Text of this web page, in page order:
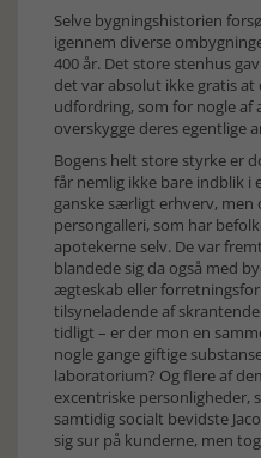
Selve bygningshistorien
igennem diverse
400 år. Det store stenhus
det var absolut ikke gratis at
udfordring, som for nogle
overskygge deres egentlige
Bogens helt store styrke er
får nemlig ikke bare indblik i
ganske særligt erhverv, men
persongalleri, som har
apotekerne selv. De var
blandede sig da også med
ægteskab eller
tilsyneladende af
tidligt – er der mon en
nogle gange giftige
laboratorium? Og flere af
excentriske personligheder,
samtidig socialt bevidste
sig sur på kunderne, men